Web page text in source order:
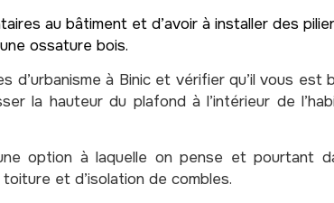
au bâtiment et d’avoir à installer des
ossature bois.
à Binic et vérifier qu’il vous
la hauteur du plafond à l’intérieur de
option à laquelle on pense et pourtant
et d’isolation de combles.